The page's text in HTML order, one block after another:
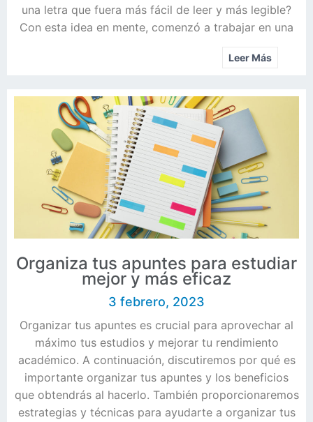
una letra que fuera más fácil de leer y más legible?
Con esta idea en mente, comenzó a trabajar en una
Leer Más
Organiza tus apuntes para estudiar
mejor y más eficaz
3 febrero, 2023
Organizar tus apuntes es crucial para aprovechar al
máximo tus estudios y mejorar tu rendimiento
académico. A continuación, discutiremos por qué es
importante organizar tus apuntes y los beneficios
que obtendrás al hacerlo. También proporcionaremos
estrategias y técnicas para ayudarte a organizar tus